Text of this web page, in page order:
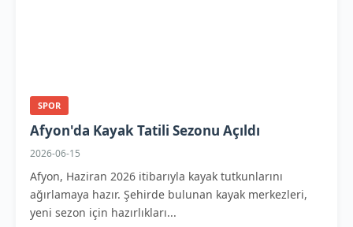
SPOR
Afyon'da Kayak Tatili Sezonu Açıldı
2026-06-15
Afyon, Haziran 2026 itibarıyla kayak tutkunlarını
ağırlamaya hazır. Şehirde bulunan kayak merkezleri,
yeni sezon için hazırlıkları...